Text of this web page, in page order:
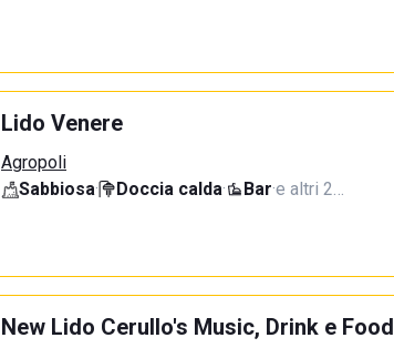
Lido Venere
Agropoli
Sabbiosa· Doccia calda· Bar·e altri 2…
New Lido Cerullo's Music, Drink e Food